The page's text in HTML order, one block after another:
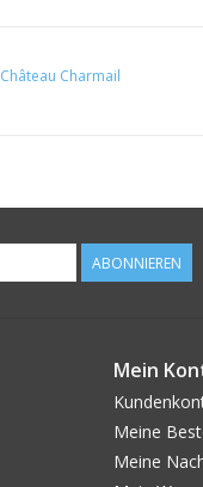
Château Charmail
ABONNIEREN
Mein
Meine
Meine